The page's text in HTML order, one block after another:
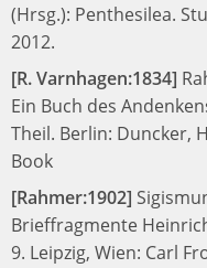
(Hrsg.): Penthesilea.
2012.
[R. Varnhagen:1834]
Ein Buch des
Theil. Berlin: Duncker,
Book
[Rahmer:1902]
Brieffragmente
9. Leipzig, Wien: Carl